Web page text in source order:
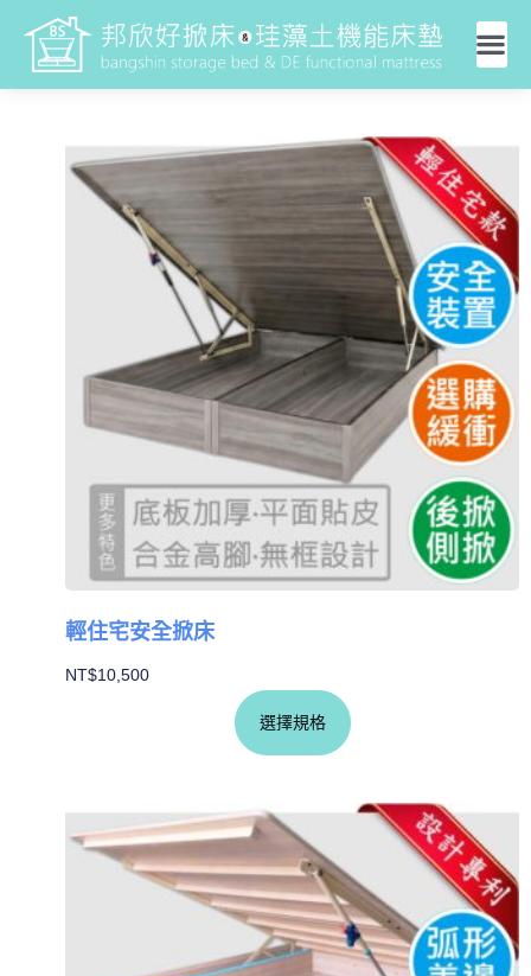
輕住宅安全掀床
NT$10,500
選擇規格